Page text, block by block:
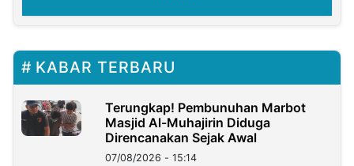
KABAR TERBARU
Terungkap! Pembunuhan Marbot
Masjid Al-Muhajirin Diduga
Direncanakan Sejak Awal
07/08/2026 - 15:14